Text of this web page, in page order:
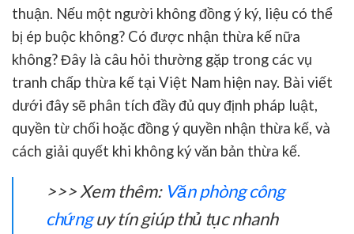
thuận. Nếu một người không đồng ý ký, liệu có thể
bị ép buộc không? Có được nhận thừa kế nữa
không? Đây là câu hỏi thường gặp trong các vụ
tranh chấp thừa kế tại Việt Nam hiện nay. Bài viết
dưới đây sẽ phân tích đầy đủ quy định pháp luật,
quyền từ chối hoặc đồng ý quyền nhận thừa kế, và
cách giải quyết khi không ký văn bản thừa kế.
>>> Xem thêm: Văn phòng công
chứnguy tín giúp thủ tục nhanh